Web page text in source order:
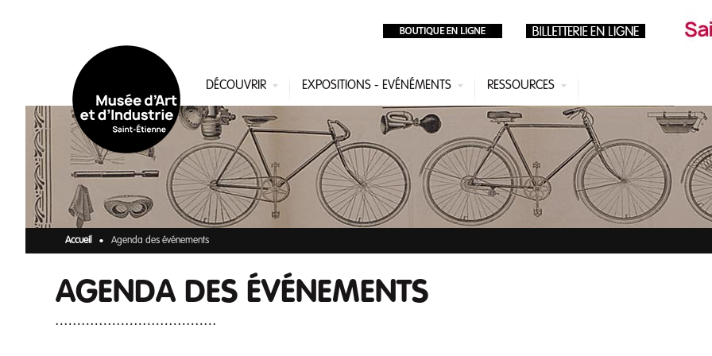
DÉCOUVRIR EXPOSITIONS - EVÉNÉMENTS RESSOURCES
Accueil Agenda des événements
AGENDA DES ÉVÉNEMENTS